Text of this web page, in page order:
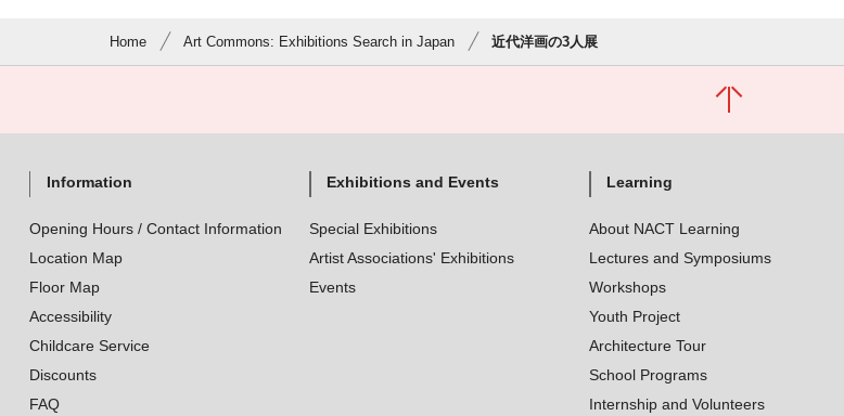
Home Art Commons: Exhibitions Search in Japan 近代洋画の3人展
Information
Opening Hours / Contact Information
Location Map
Floor Map
Accessibility
Childcare Service
Discounts
FAQ
Exhibitions and Events
Special Exhibitions
Artist Associations' Exhibitions
Events
Learning
About NACT Learning
Lectures and Symposiums
Workshops
Youth Project
Architecture Tour
School Programs
Internship and Volunteers